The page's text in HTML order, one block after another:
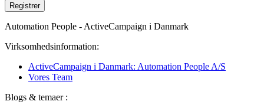
Registrer
Automation People - ActiveCampaign i Danmark
Virksomhedsinformation:
ActiveCampaign i Danmark: Automation People A/S
Vores Team
Blogs & temaer :